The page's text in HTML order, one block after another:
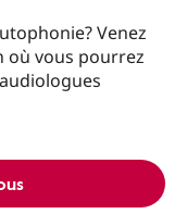
Venez
où vous pourrez